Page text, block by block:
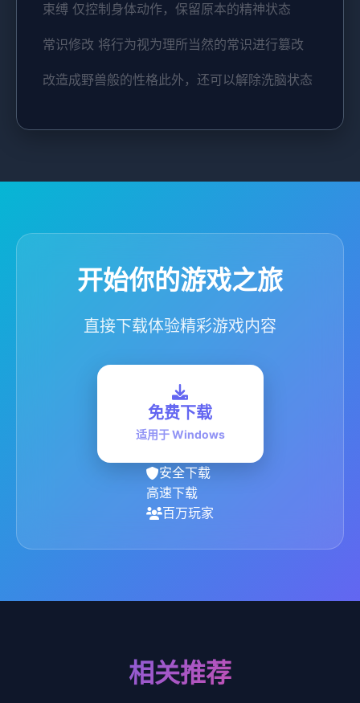
束缚 仅控制身体动作，保留原本的精神状态
常识修改 将行为视为理所当然的常识进行篡改
改造成野兽般的性格此外，还可以解除洗脑状态
开始你的游戏之旅
直接下载体验精彩游戏内容
免费下载
适用于 Windows
安全下载
高速下载
百万玩家
相关推荐